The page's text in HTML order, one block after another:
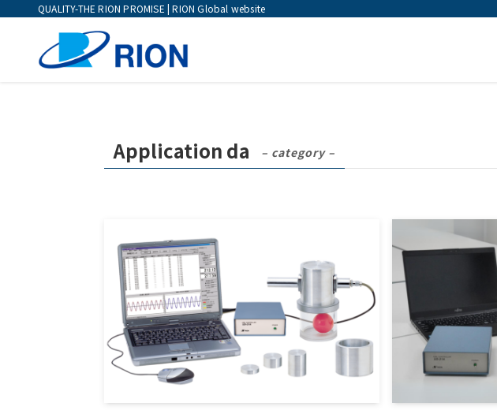
QUALITY-THE RION PROMISE | RION Global website
Application da – category –